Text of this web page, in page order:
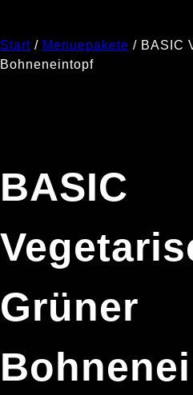
Start / Menuepakete / BASIC
Bohneneintopf
BASIC
Grüner